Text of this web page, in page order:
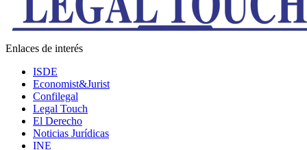
Enlaces de interés
ISDE
Economist&Jurist
Confilegal
Legal Touch
El Derecho
Noticias Jurídicas
INE